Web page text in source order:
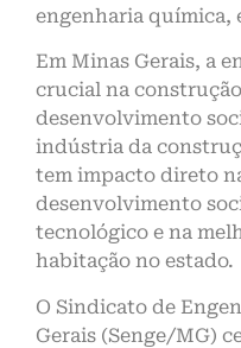
engenharia química,
Em Minas Gerais, a
crucial na
desenvolvimento
indústria da
tem impacto direto
desenvolvimento
tecnológico e na
habitação no estado.
O Sindicato de
Gerais (Senge/MG)